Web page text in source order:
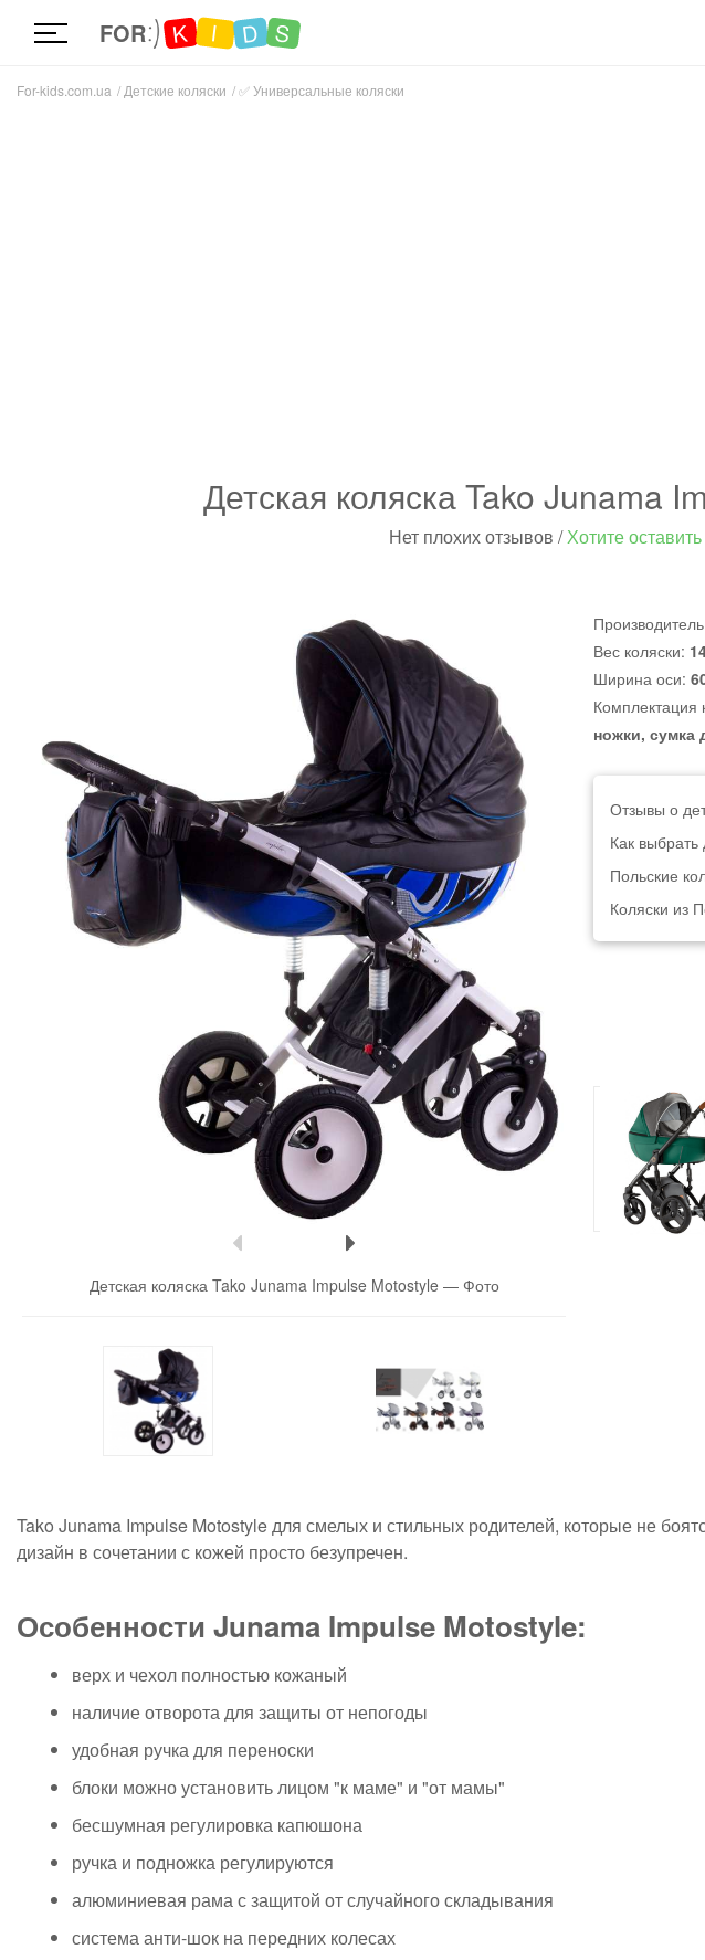
FOR K I D S
For-kids.com.ua Детские коляски ✅Универсальные коляски
Детская коляска Tako Junama
Нет плохих отзывов /Хотите
Детская коляска Tako Junama Impulse Motostyle — Фото
Вес коляски:
Ширина оси:
Комплектация
ножки, сумка
Отзывы о
Как выбрать
Польские
Коляски из
Tako Junama Impulse Motostyle для смелых и стильных родителей, которые не
дизайн в сочетании с кожей просто безупречен.
Особенности Junama Impulse Motostyle:
верх и чехол полностью кожаный
наличие отворота для защиты от непогоды
удобная ручка для переноски
блоки можно установить лицом "к маме" и "от мамы"
бесшумная регулировка капюшона
ручка и подножка регулируются
алюминиевая рама с защитой от случайного складывания
система анти-шок на передних колесах